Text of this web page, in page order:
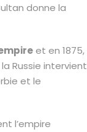
donne la
et en 1875,
Russie intervient
et le
l’empire